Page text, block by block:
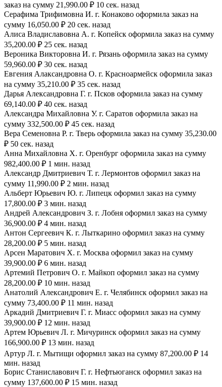
заказ на сумму 21,990.00 ₽ 10 сек. назад
Серафима Трифимовна И. г. Конаково оформила заказ на
сумму 16,050.00 ₽ 20 сек. назад
Алиса Владиславовна А. г. Копейск оформила заказ на сумму
35,200.00 ₽ 25 сек. назад
Вероника Викторовна И. г. Рязань оформила заказ на сумму
59,960.00 ₽ 30 сек. назад
Евгения Алаксандровна О. г. Красноармейск оформила заказ
на сумму 35,210.00 ₽ 35 сек. назад
Дарья Александровна Г. г. Псков оформила заказ на сумму
69,140.00 ₽ 40 сек. назад
Александра Михайловна У. г. Саратов оформила заказ на
сумму 332,500.00 ₽ 45 сек. назад
Вера Семеновна Р. г. Тверь оформила заказ на сумму 35,230.00
₽ 50 сек. назад
Анна Михайловна Х. г. Оренбург оформила заказ на сумму
982,400.00 ₽ 1 мин. назад
Александр Дмитриевич Т. г. Лермонтов оформил заказ на
сумму 11,990.00 ₽ 2 мин. назад
Альберт Юрьевич Ю. г. Липецк оформил заказ на сумму
17,800.00 ₽ 3 мин. назад
Андрей Александрович З. г. Лобня оформил заказ на сумму
36,900.00 ₽ 4 мин. назад
Антон Сергеевич К. г. Лыткарино оформил заказ на сумму
28,200.00 ₽ 5 мин. назад
Арсен Маратович Х. г. Москва оформил заказ на сумму
39,900.00 ₽ 6 мин. назад
Артемий Петрович О. г. Майкоп оформил заказ на сумму
28,200.00 ₽ 10 мин. назад
Анатолий Александрович Е. г. Челябинск оформил заказ на
сумму 73,400.00 ₽ 11 мин. назад
Аркадий Дмитриевич Г. г. Миасс оформил заказ на сумму
39,900.00 ₽ 12 мин. назад
Артем Юрьевич Л. г. Мичуринск оформил заказ на сумму
166,900.00 ₽ 13 мин. назад
Артур Л. г. Мытищи оформил заказ на сумму 87,200.00 ₽ 14
мин. назад
Борис Станиславович Г. г. Нефтьюганск оформил заказ на
сумму 137,600.00 ₽ 15 мин. назад